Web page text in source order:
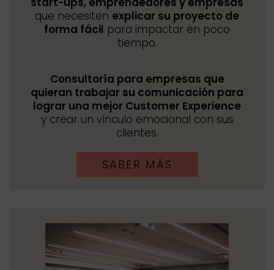
que necesiten explicar su proyecto de
forma fácil para impactar en poco
tiempo.
Consultoría para empresas que
quieran trabajar su comunicación para
lograr una mejor Customer Experience
y crear un vínculo emocional con sus
clientes.
SABER MÁS